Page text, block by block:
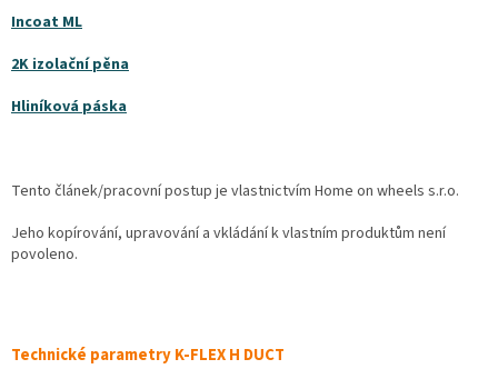
Incoat ML
2K izolační pěna
Hliníková páska
Tento článek/pracovní postup je vlastnictvím Home on wheels s.r.o.
Jeho kopírování, upravování a vkládání k vlastním produktům není
povoleno.
Technické parametry K-FLEX H DUCT